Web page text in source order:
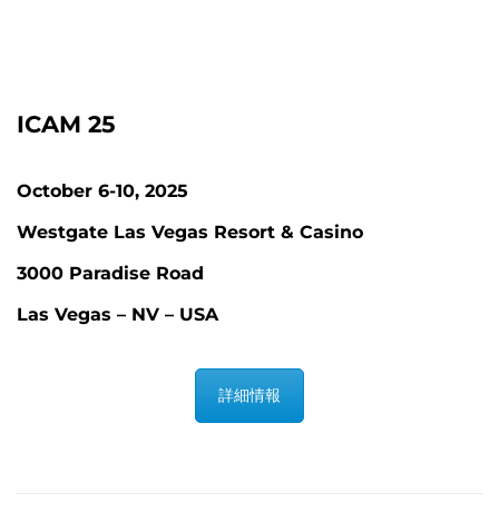
ICAM 25
October 6-10, 2025
Westgate Las Vegas Resort & Casino
3000 Paradise Road
Las Vegas – NV – USA
詳細情報